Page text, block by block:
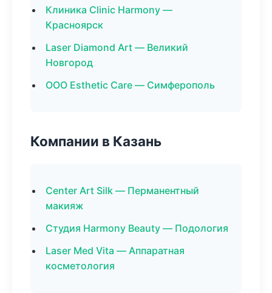
Клиника Clinic Harmony —
Красноярск
Laser Diamond Art — Великий
Новгород
ООО Esthetic Care — Симферополь
Компании в Казань
Center Art Silk — Перманентный
макияж
Студия Harmony Beauty — Подология
Laser Med Vita — Аппаратная
косметология